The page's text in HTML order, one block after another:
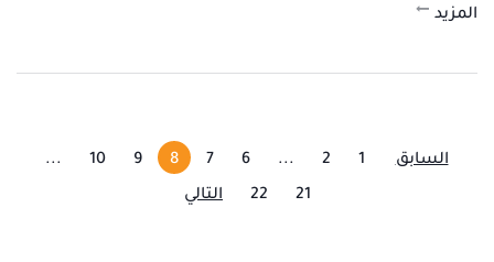
المزيد
السابق 1
2
...
6
7
8
9
10
...
21
22 التالي